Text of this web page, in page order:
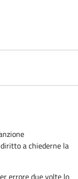
a chiederne la
errore due volte lo